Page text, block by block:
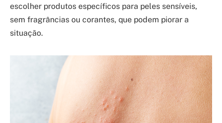
escolher produtos específicos para peles sensíveis,
sem fragrâncias ou corantes, que podem piorar a
situação.